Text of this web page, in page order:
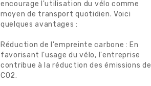
encourage l'utilisation du vélo comme
moyen de transport quotidien. Voici
quelques avantages :
Réduction de l'empreinte carbone : En
favorisant l'usage du vélo, l'entreprise
contribue à la réduction des émissions de
CO2.